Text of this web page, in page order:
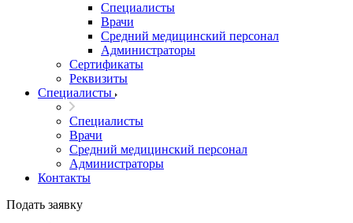
Специалисты
Врачи
Средний медицинский персонал
Администраторы
Сертификаты
Реквизиты
Специалисты
Специалисты
Врачи
Средний медицинский персонал
Администраторы
Контакты
Подать заявку